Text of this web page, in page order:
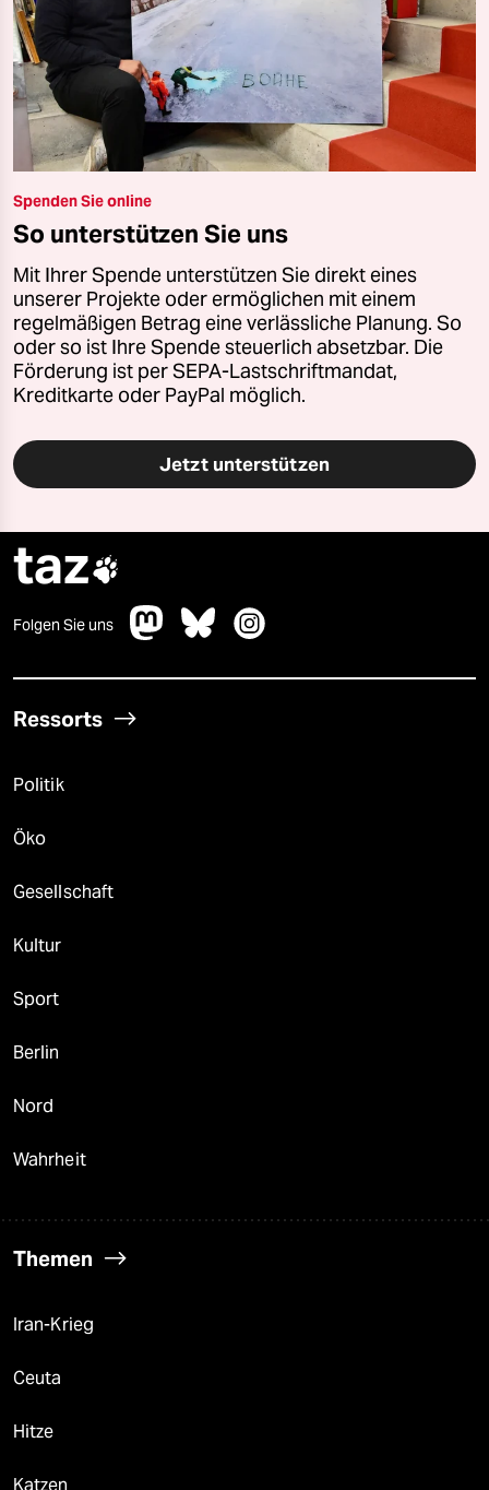
Spenden Sie online
So unterstützen Sie uns
Mit Ihrer Spende unterstützen Sie direkt eines
unserer Projekte oder ermöglichen mit einem
regelmäßigen Betrag eine verlässliche Planung. So
oder so ist Ihre Spende steuerlich absetzbar. Die
Förderung ist per SEPA-Lastschriftmandat,
Kreditkarte oder PayPal möglich.
Jetzt unterstützen
taz
Folgen Sie uns
Ressorts
Politik
Öko
Gesellschaft
Kultur
Sport
Berlin
Nord
Wahrheit
Themen
Iran-Krieg
Ceuta
Hitze
Katzen